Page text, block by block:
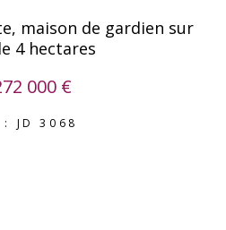
maison de gardien sur
4 hectares
000 €
: JD 3068